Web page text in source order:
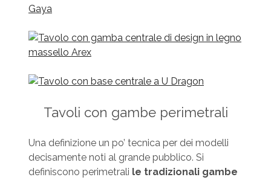
Tavoli con gambe perimetrali
Una definizione un po’ tecnica per dei modelli
decisamente noti al grande pubblico. Si
definiscono perimetrali le tradizionali gambe